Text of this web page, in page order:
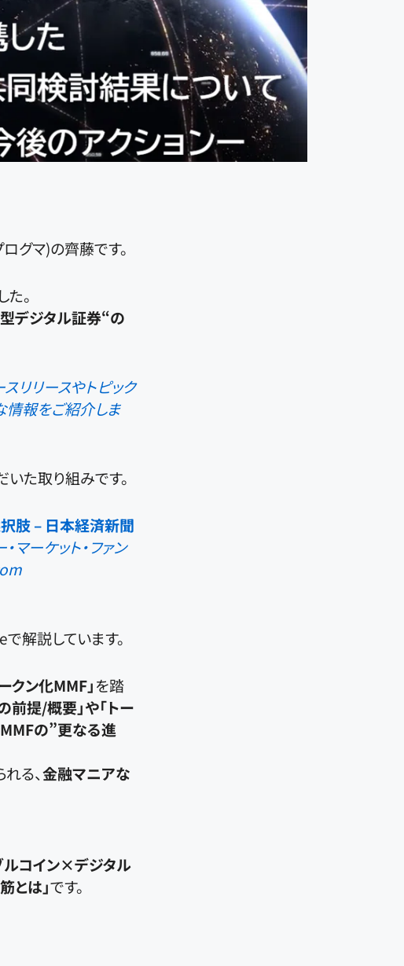
グマ)の齊藤です。
。
デジタル証券“の
リリースやトピック
情報をご紹介しま
た取り組みです。
肢 – 日本経済新聞
ーケット・ファン
解説しています。
クン化MMF」を踏
前提/概要」や「トー
の”更なる進
る、金融マニアな
ブルコイン×デジタル
とは」です。